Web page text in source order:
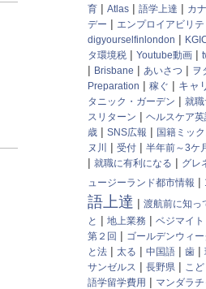
育 | Atlas | 語学上達 | カ
デー | エンプロイアビリテ
digyourselfinlondon |
タ環境税 | Youtube動画 |
| Brisbane | あいさつ | ヲ
Preparation | 稼ぐ | キャ
タニック・ガーデン | 就職
スリターン | ヘルスケア
歳 | SNS広報 | 国籍ミッ
ヌ川
| 受付 | 半年前～3ケ
| 就職に有利になる | グレ
ュージーランド都市情報 |
語上達 | 渡航前に知っ
と | 地上業務 | ベジマイト
第２回 | ゴールデンウィー
と法 | 太る | 中国語 | 歯 |
サンゼルス | 長野県 | こど
語学留学費用 | マンダラチ